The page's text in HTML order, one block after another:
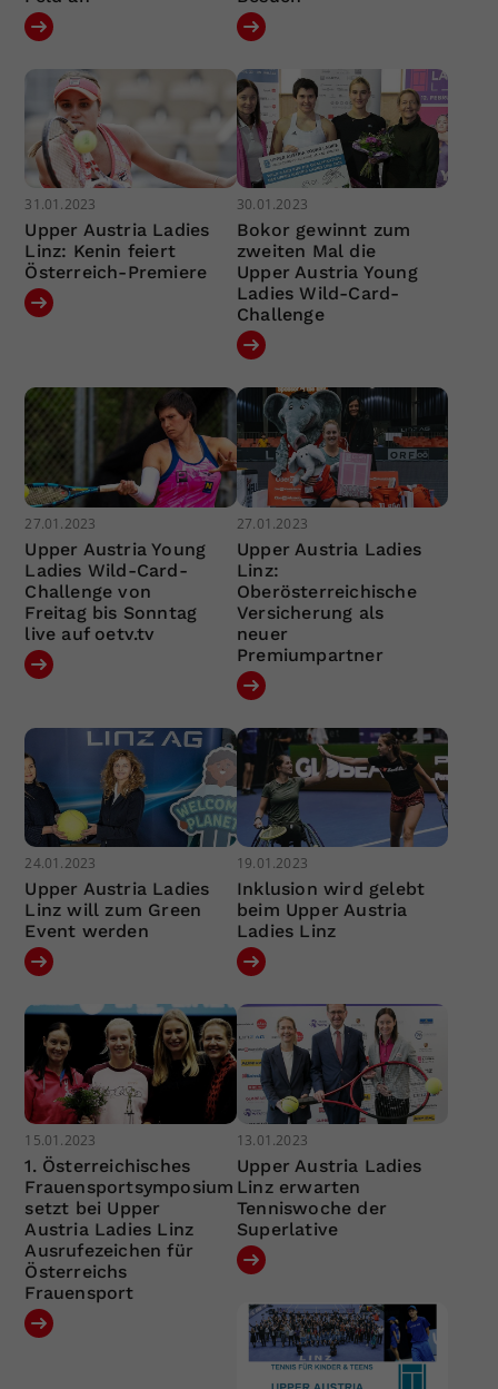
31.01.2023
Upper Austria Ladies
Linz: Kenin feiert
Österreich-Premiere
30.01.2023
Bokor gewinnt zum
zweiten Mal die
Upper Austria Young
Ladies Wild-Card-
Challenge
27.01.2023
Upper Austria Young
Ladies Wild-Card-
Challenge von
Freitag bis Sonntag
live auf oetv.tv
27.01.2023
Upper Austria Ladies
Linz:
Oberösterreichische
Versicherung als
neuer
Premiumpartner
24.01.2023
Upper Austria Ladies
Linz will zum Green
Event werden
19.01.2023
Inklusion wird gelebt
beim Upper Austria
Ladies Linz
15.01.2023
1. Österreichisches
Frauensportsymposium
setzt bei Upper
Austria Ladies Linz
Ausrufezeichen für
Österreichs
Frauensport
13.01.2023
Upper Austria Ladies
Linz erwarten
Tenniswoche der
Superlative